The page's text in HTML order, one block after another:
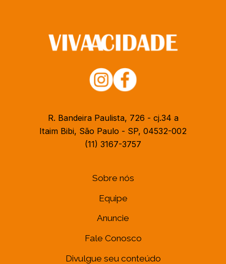
R. Bandeira Paulista, 726 - cj.34 a
Itaim Bibi, São Paulo - SP, 04532-002
(11) 3167-3757
Sobre nós
Equipe
Anuncie
Fale Conosco
Divulgue seu conteúdo